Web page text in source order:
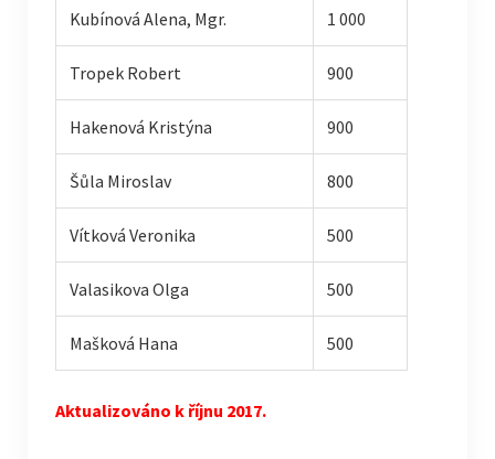
Kubínová Alena, Mgr. 1 000
Tropek Robert 900
Hakenová Kristýna 900
Šůla Miroslav 800
Vítková Veronika 500
Valasikova Olga 500
Mašková Hana 500
Aktualizováno k říjnu 2017.